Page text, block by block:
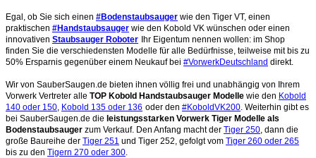
Egal, ob Sie sich einen #Bodenstaubsauger wie den Tiger VT, einen
praktischen #Handstaubsauger wie den Kobold VK wünschen oder einen
innovativen Staubsauger Roboter Ihr Eigentum nennen wollen: im Shop
finden Sie die verschiedensten Modelle für alle Bedürfnisse, teilweise mit bis zu
50% Ersparnis gegenüber einem Neukauf bei #VorwerkDeutschland direkt.
Wir von SauberSaugen.de bieten ihnen völlig frei und unabhängig von Ihrem
Vorwerk Vertreter alle TOP Kobold Handstaubsauger Modelle wie den Kobold
140 oder 150 Kobold 135 oder 136 oder den #KoboldVK200 . Weiterhin gibt es
bei SauberSaugen.de die leistungsstarken Vorwerk Tiger Modelle als
Bodenstaubsauger zum Verkauf. Den Anfang macht der Tiger 250 , dann die
große Baureihe der Tiger 251 und Tiger 252, gefolgt vom Tiger 260 oder 265
bis zu den Tigern 270 oder 300